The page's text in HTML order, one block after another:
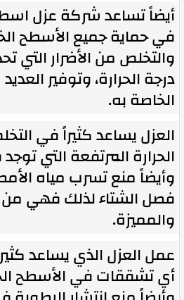
أيضاً تساعد شركة عزل
في حماية جميع الأسطح
والتخلص من الأضرار التي
درجة الحرارة، وتوفير
الخاصة به.
العزل يساعد كثيراً في
الحرارة المرتفعة التي
وأيضاً منع تسرب مياه
فصل الشتاء لذلك فهي من
والمميزة.
عمل العزل الذي يساعد
أي تشققات في الأسطح